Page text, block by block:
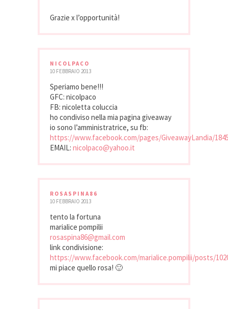
Grazie x l’opportunità!
NICOLPACO
10 FEBBRAIO 2013
Speriamo bene!!!
GFC: nicolpaco
FB: nicoletta coluccia
ho condiviso nella mia pagina giveaway
io sono l’amministratrice, su fb:
https://www.facebook.com/pages/GiveawayLandia/
EMAIL: nicolpaco@yahoo.it
ROSASPINA86
10 FEBBRAIO 2013
tento la fortuna
marialice pompilii
rosaspina86@gmail.com
link condivisione:
https://www.facebook.com/marialice.pompilii/posts/
mi piace quello rosa! 🙂